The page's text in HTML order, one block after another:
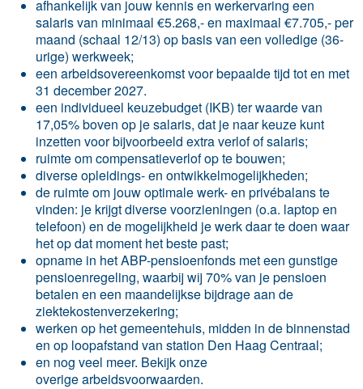
afhankelijk van jouw kennis en werkervaring een
salaris van minimaal €5.268,- en maximaal €7.705,- per
maand (schaal 12/13) op basis van een volledige (36-
urige) werkweek;
een arbeidsovereenkomst voor bepaalde tijd tot en met
31 december 2027.
een individueel keuzebudget (IKB) ter waarde van
17,05% boven op je salaris, dat je naar keuze kunt
inzetten voor bijvoorbeeld extra verlof of salaris;
ruimte om compensatieverlof op te bouwen;
diverse opleidings- en ontwikkelmogelijkheden;
de ruimte om jouw optimale werk- en privébalans te
vinden: je krijgt diverse voorzieningen (o.a. laptop en
telefoon) en de mogelijkheid je werk daar te doen waar
het op dat moment het beste past;
opname in het ABP-pensioenfonds met een gunstige
pensioenregeling, waarbij wij 70% van je pensioen
betalen en een maandelijkse bijdrage aan de
ziektekostenverzekering;
werken op het gemeentehuis, midden in de binnenstad
en op loopafstand van station Den Haag Centraal;
en nog veel meer. Bekijk onze
overige arbeidsvoorwaarden.